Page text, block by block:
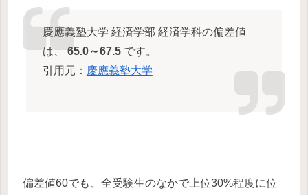
慶應義塾大学 経済学部 経済学科の偏差値
は、65.0～67.5 です。
引用元： 慶應義塾大学
偏差値60でも、全受験生のなかで上位30%程度に位